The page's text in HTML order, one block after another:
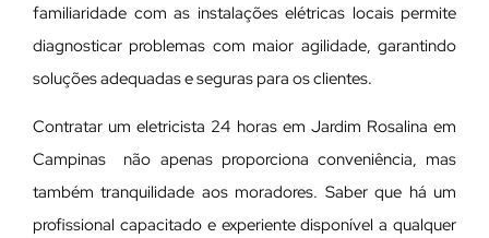
familiaridade com as instalações elétricas locais permite
diagnosticar problemas com maior agilidade, garantindo
soluções adequadas e seguras para os clientes.
Contratar um eletricista 24 horas em Jardim Rosalina em
Campinas não apenas proporciona conveniência, mas
também tranquilidade aos moradores. Saber que há um
profissional capacitado e experiente disponível a qualquer